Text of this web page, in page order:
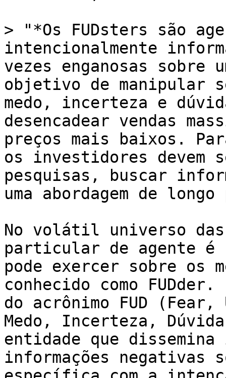
> "*Os FUDsters são
intencionalmente
vezes enganosas sobre
objetivo de manipular
medo, incerteza e
desencadear vendas
preços mais baixos.
os investidores devem
pesquisas, buscar
uma abordagem de
No volátil universo
particular de agente
pode exercer sobre os
conhecido como
do acrônimo FUD
Medo, Incerteza,
entidade que
informações negativas